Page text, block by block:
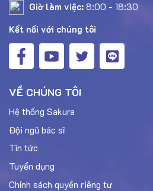
Giờ làm việc:8:00 - 18:30
Kết nối với chúng tôi
VỀ CHÚNG TÔI
Hệ thống Sakura
Đội ngũ bác sĩ
Tin tức
Tuyển dụng
Chính sách quyền riêng tư